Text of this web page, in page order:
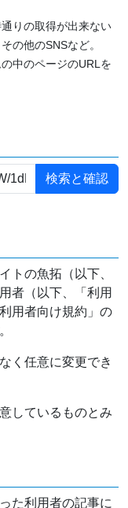
りの取得が出来ない
の他のSNSなど。
中のページのURLを
トの魚拓（以下、
者（以下、「利用
用者向け規約」の
く任意に変更でき
しているものとみ
た利用者の記事に